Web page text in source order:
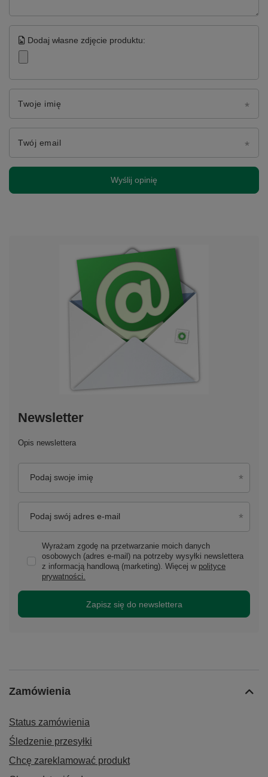
Dodaj własne zdjęcie produktu:
Twoje imię
Twój email
Wyślij opinię
Newsletter
Opis newslettera
Podaj swoje imię
Podaj swój adres e-mail
Wyrażam zgodę na przetwarzanie moich danych
osobowych (adres e-mail) na potrzeby wysyłki newslettera
z informacją handlową (marketing). Więcej w polityce
prywatności.
Zapisz się do newslettera
Zamówienia
Status zamówienia
Śledzenie przesyłki
Chcę zareklamować produkt